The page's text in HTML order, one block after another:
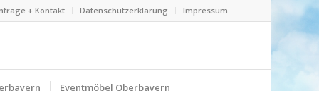
+ Kontakt Datenschutzerklärung Impressum
Eventmöbel Oberbayern